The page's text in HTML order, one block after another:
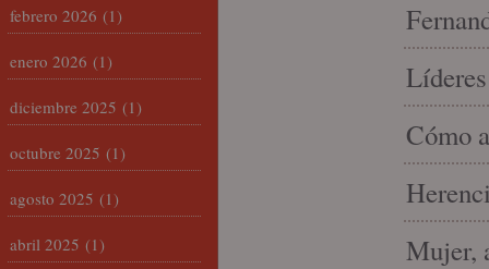
Cómo
Mujer,
febrero 2026 (1)
enero 2026 (1)
diciembre 2025 (1)
octubre 2025 (1)
agosto 2025 (1)
abril 2025 (1)